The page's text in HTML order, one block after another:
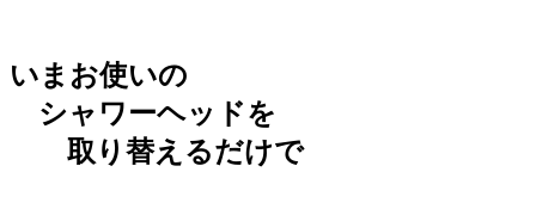
いまお使いの
シャワーヘッドを
取り替えるだけで